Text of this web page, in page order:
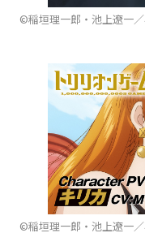
©稲垣理一郎・池上遼一
©稲垣理一郎・池上遼一